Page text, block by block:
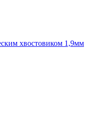
хвостовиком 1,9мм